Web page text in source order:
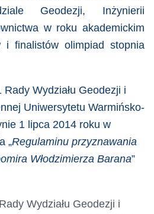
Geodezji, Inżynierii
w roku akademickim
i finalistów olimpiad stopnia
Wydziału Geodezji i
Uniwersytetu Warmińsko-
1 lipca 2014 roku w
„Regulaminu przyznawania
Włodzimierza Barana”
Wydziału Geodezji i